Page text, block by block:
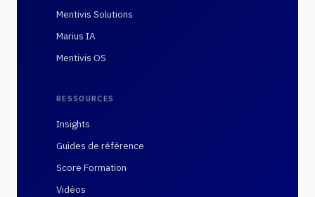
Mentivis Solutions
Marius IA
Mentivis OS
RESSOURCES
Insights
Guides de référence
Score Formation
Vidéos